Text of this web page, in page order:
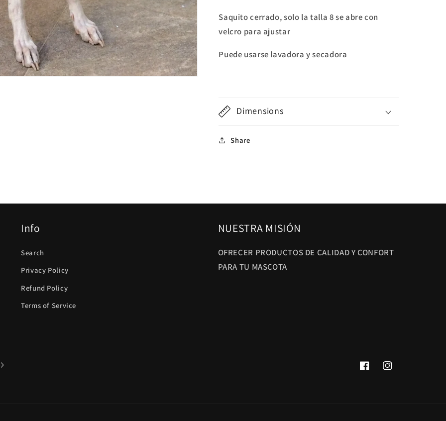
Saquito cerrado, solo la talla 8 se abre con
velcro para ajustar
Puede usarse lavadora y secadora
Dimensions
Share
Info
Search
Privacy Policy
Refund Policy
Terms of Service
NUESTRA MISIÓN
OFRECER PRODUCTOS DE CALIDAD Y CONFORT
PARA TU MASCOTA
FacebookInstagram